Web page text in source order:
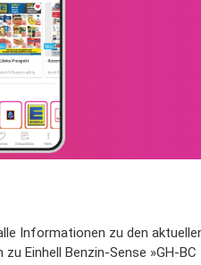
Informationen zu den
Einhell Benzin-Sense »GH-BC